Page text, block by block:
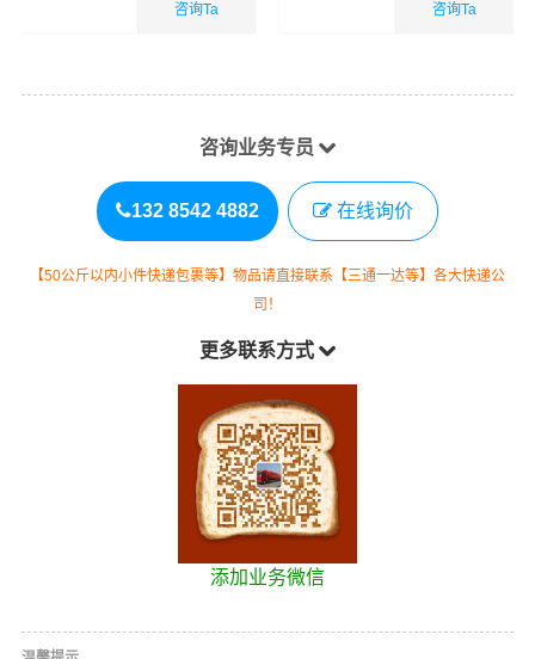
咨询Ta 咨询Ta
咨询业务专员
132 8542 4882 在线询价
【50公斤以内小件快递包裹等】物品请直接联系【三通一达等】各大快递公
司！
更多联系方式
添加业务微信